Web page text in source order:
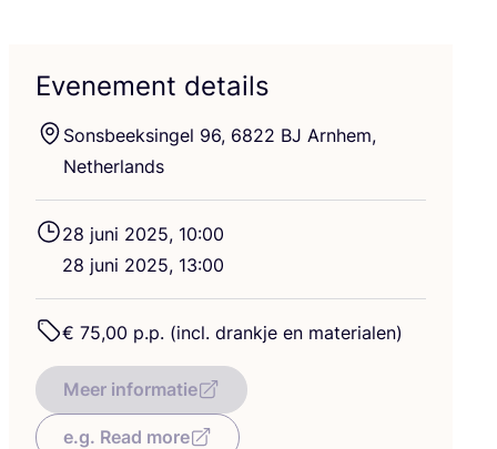
Evenement details
Sons­beeks­in­gel 96, 6822 BJ Arn­hem,
Netherlands
28 juni 2025, 10:00
28 juni 2025, 13:00
€ 75,00 p.p. (incl. drank­je en materialen)
Meer informatie
e.g. Read more